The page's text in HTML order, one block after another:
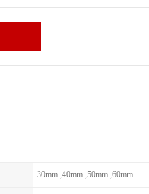
30mm ,40mm ,50mm ,60mm